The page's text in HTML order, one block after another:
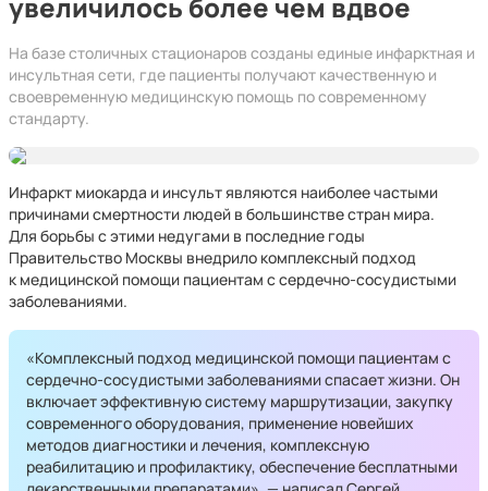
На базе столичных стационаров созданы единые инфарктная и
инсультная сети, где пациенты получают качественную и
своевременную медицинскую помощь по современному
стандарту.
Инфаркт миокарда и инсульт являются наиболее частыми
причинами смертности людей в большинстве стран мира.
Для борьбы с этими недугами в последние годы
Правительство Москвы внедрило комплексный подход
к медицинской помощи пациентам с сердечно-сосудистыми
заболеваниями.
«Комплексный подход медицинской помощи пациентам с
сердечно-сосудистыми заболеваниями спасает жизни. Он
включает эффективную систему маршрутизации, закупку
современного оборудования, применение новейших
методов диагностики и лечения, комплексную
реабилитацию и профилактику, обеспечение бесплатными